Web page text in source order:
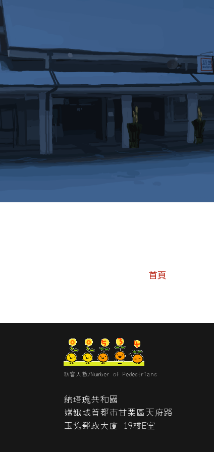
首頁
訪客人數/Number of Pedestrians
納塔瑰共和國
嫦娥城首都市甘栗區天府路
玉兔郵政大廈 19樓E室